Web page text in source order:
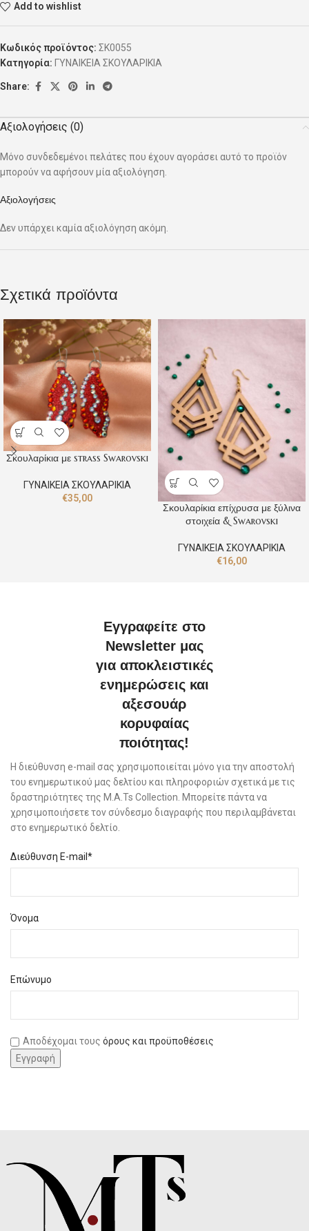
Add to wishlist
Κωδικός προϊόντος: ΣΚ0055
Κατηγορία: ΓΥΝΑΙΚΕΙΑ ΣΚΟΥΛΑΡΙΚΙΑ
Share:
Αξιολογήσεις (0)
Αξιολογήσεις
Δεν υπάρχει καμία αξιολόγηση ακόμη.
Μόνο συνδεδεμένοι πελάτες που έχουν αγοράσει αυτό το προϊόν
μπορούν να αφήσουν μία αξιολόγηση.
Σχετικά προϊόντα
Σκουλαρίκια με strass Swarovski
ΓΥΝΑΙΚΕΙΑ ΣΚΟΥΛΑΡΙΚΙΑ
€35,00
Σκουλαρίκια επίχρυσα με ξύλινα
στοιχεία & Swarovski
ΓΥΝΑΙΚΕΙΑ ΣΚΟΥΛΑΡΙΚΙΑ
€16,00
Εγγραφείτε στο
Newsletter μας
για αποκλειστικές
ενημερώσεις και
αξεσουάρ
κορυφαίας
ποιότητας!
Η διεύθυνση e-mail σας χρησιμοποιείται μόνο για την αποστολή
του ενημερωτικού μας δελτίου και πληροφοριών σχετικά με τις
δραστηριότητες της M.A.Ts Collection. Μπορείτε πάντα να
χρησιμοποιήσετε τον σύνδεσμο διαγραφής που περιλαμβάνεται
στο ενημερωτικό δελτίο.
Διεύθυνση E-mail*
Όνομα
Επώνυμο
Αποδέχομαι τους όρους και προϋποθέσεις